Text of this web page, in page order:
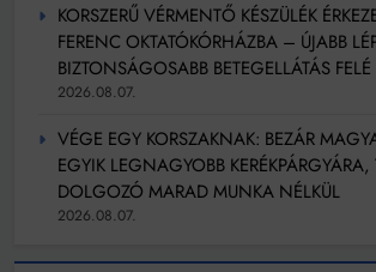
KORSZERŰ VÉRMENTŐ KÉSZÜLÉK
FERENC OKTATÓKÓRHÁZBA – ÚJABB
BIZTONSÁGOSABB BETEGELLÁTÁS FELÉ
2026.08.07.
VÉGE EGY KORSZAKNAK: BEZÁR
EGYIK LEGNAGYOBB KERÉKPÁRGYÁRA,
DOLGOZÓ MARAD MUNKA NÉLKÜL
2026.08.07.